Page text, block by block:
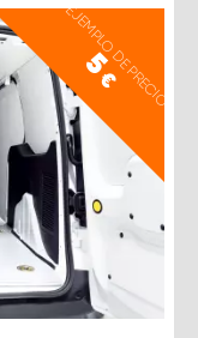
EJEMPLO DE PRECIO
5
€